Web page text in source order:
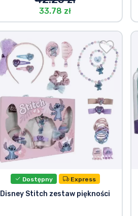
33.78 zł
Dostępny Express
Disney Stitch zestaw piękności